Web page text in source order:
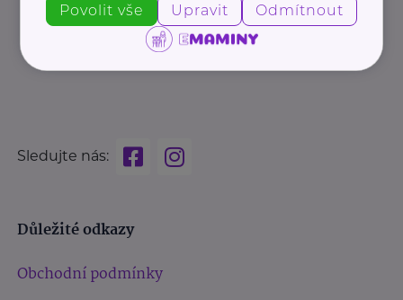
Sledujte nás:
Důležité odkazy
Obchodní podmínky
Povolit vše Upravit Odmítnout